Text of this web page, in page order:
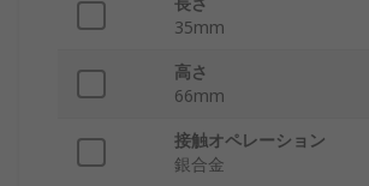
35mm
高さ
66mm
接触オペレーション
銀合金